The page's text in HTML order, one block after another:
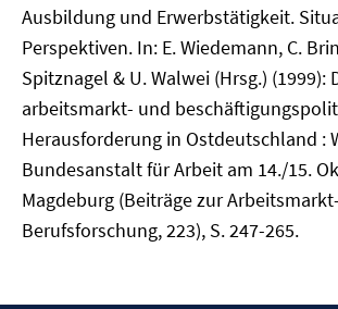
Ausbildung und Erwerbstätigkeit.
Perspektiven. In: E. Wiedemann, C.
Spitznagel & U. Walwei (Hrsg.) (1999):
arbeitsmarkt- und
Herausforderung in Ostdeutschland :
Bundesanstalt für Arbeit am 14./15.
Magdeburg (Beiträge zur
Berufsforschung, 223), S. 247-265.